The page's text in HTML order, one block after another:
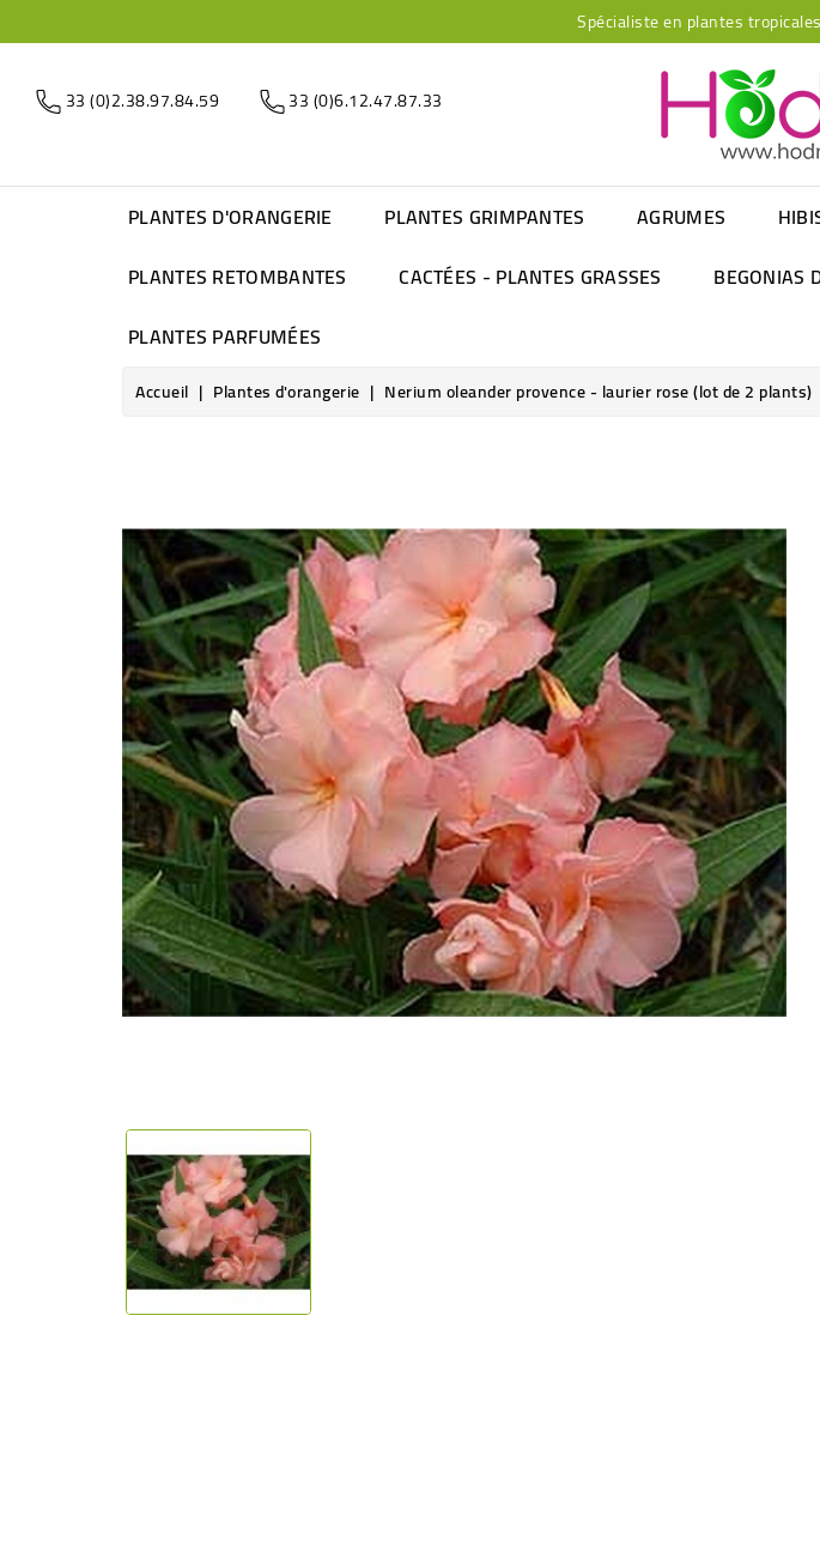
Spécialiste en plantes
33 (0)2.38.97.84.59 33 (0)6.12.47.87.33
PLANTES D'ORANGERIE PLANTES GRIMPANTES AGRUMES
PLANTES RETOMBANTES
CACTÉES - PLANTES GRASSES BEGONIAS
PLANTES PARFUMÉES
Accueil Plantes d'orangerie Nerium oleander provence - laurier rose (lot de 2 plants)